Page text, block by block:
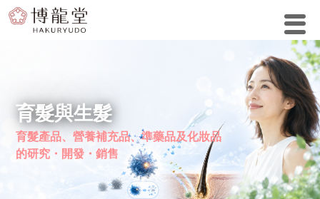
育髮與生髮
育髮產品、營養補充品、準藥品及化妝品
的研究・開發・銷售